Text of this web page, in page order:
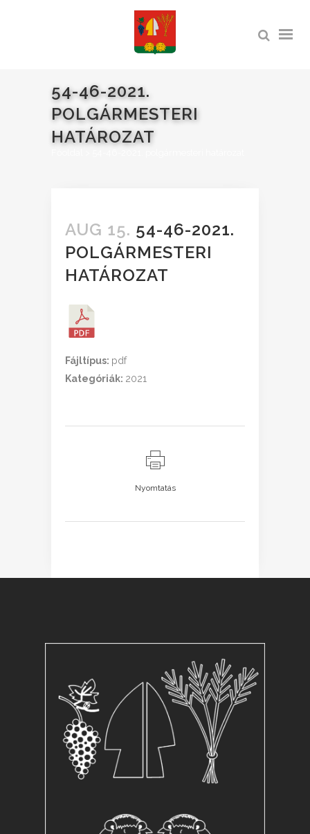
54-46-2021.
POLGÁRMESTERI
HATÁROZAT
AUG 15. 54-46-2021.
POLGÁRMESTERI
HATÁROZAT
Fájltípus: pdf
Kategóriák: 2021
Nyomtatás